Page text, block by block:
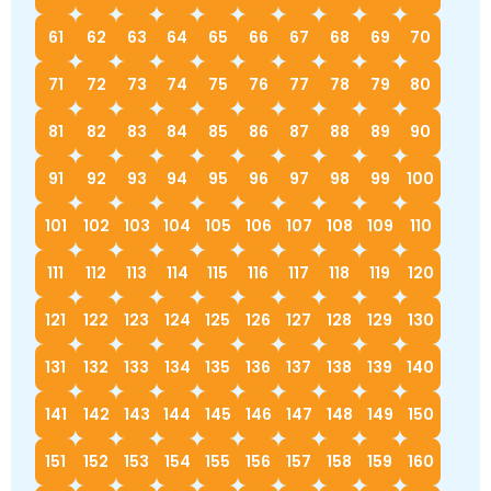
61 62 63 64 65 66 67 68 69 70
71 72 73 74 75 76 77 78 79 80
81 82 83 84 85 86 87 88 89 90
91 92 93 94 95 96 97 98 99 100
101 102 103 104 105 106 107 108 109 110
111 112 113 114 115 116 117 118 119 120
121 122 123 124 125 126 127 128 129 130
131 132 133 134 135 136 137 138 139 140
141 142 143 144 145 146 147 148 149 150
151 152 153 154 155 156 157 158 159 160